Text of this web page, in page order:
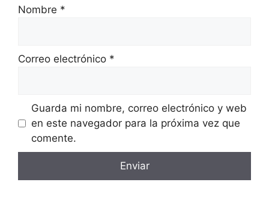
Nombre *
Correo electrónico *
Guarda mi nombre, correo electrónico y web
en este navegador para la próxima vez que
comente.